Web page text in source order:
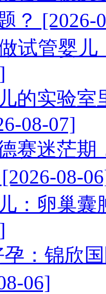
？ [2026-
试管婴
的实验室
08-07]
赛迷茫期
08-
：卵巢
孕：锦欣
06]